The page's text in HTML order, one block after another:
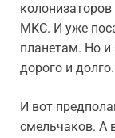
колонизаторов
МКС. И уже
планетам. Но и
дорого и долго.
И вот
смельчаков. А